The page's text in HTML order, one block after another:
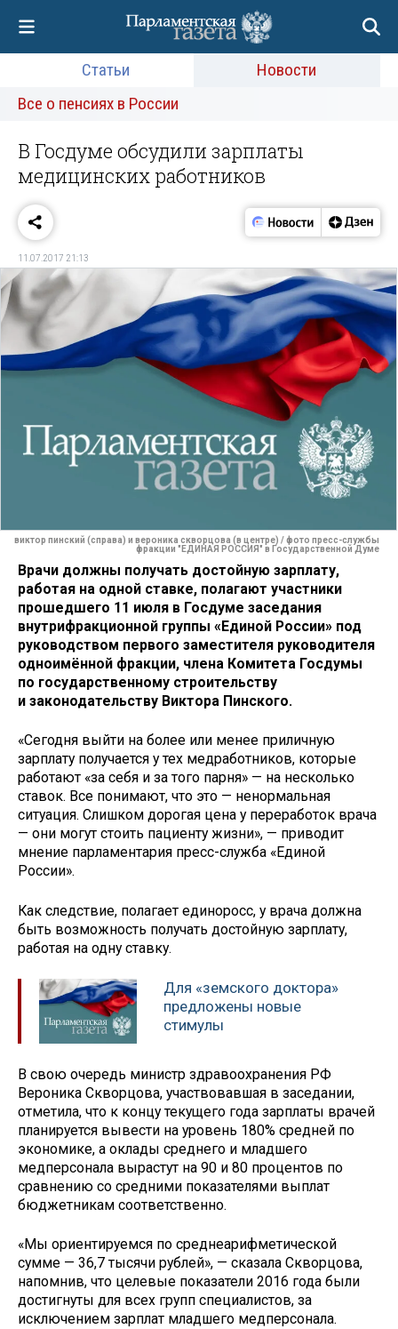
Статьи
Новости
Все о пенсиях в России
В Госдуме обсудили зарплаты
медицинских работников
11.07.2017 21:13
виктор пинский (справа) и вероника скворцова (в центре) / фото пресс-службы
фракции "ЕДИНАЯ РОССИЯ" в Государственной Думе
Врачи должны получать достойную зарплату,
работая на одной ставке, полагают участники
прошедшего 11 июля в Госдуме заседания
внутрифракционной группы «Единой России» под
руководством первого заместителя руководителя
одноимённой фракции, члена Комитета Госдумы
по государственному строительству
и законодательству Виктора Пинского.
«Сегодня выйти на более или менее приличную
зарплату получается у тех медработников, которые
работают «за себя и за того парня» — на несколько
ставок. Все понимают, что это — ненормальная
ситуация. Слишком дорогая цена у переработок врача
— они могут стоить пациенту жизни», — приводит
мнение парламентария пресс-служба «Единой
России».
Как следствие, полагает единоросс, у врача должна
быть возможность получать достойную зарплату,
работая на одну ставку.
Для «земского доктора»
предложены новые
стимулы
В свою очередь министр здравоохранения РФ
Вероника Скворцова, участвовавшая в заседании,
отметила, что к концу текущего года зарплаты врачей
планируется вывести на уровень 180% средней по
экономике, а оклады среднего и младшего
медперсонала вырастут на 90 и 80 процентов по
сравнению со средними показателями выплат
бюджетникам соответственно.
«Мы ориентируемся по среднеарифметической
сумме — 36,7 тысячи рублей», — сказала Скворцова,
напомнив, что целевые показатели 2016 года были
достигнуты для всех групп специалистов, за
исключением зарплат младшего медперсонала.